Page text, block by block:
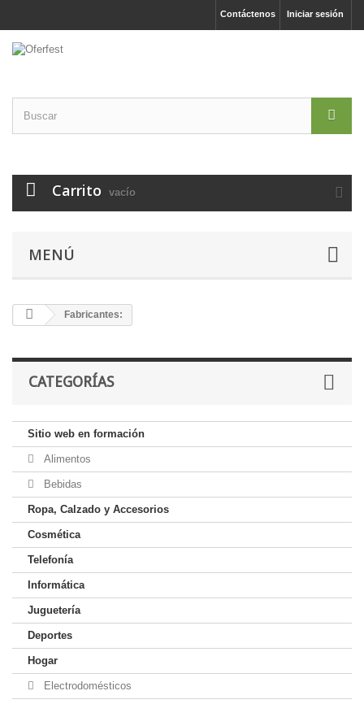
Iniciar sesión
Contáctenos
Carrito vacío
MENÚ
Fabricantes:
CATEGORÍAS
Sitio web en formación
Alimentos
Bebidas
Ropa, Calzado y Accesorios
Cosmética
Telefonía
Informática
Juguetería
Deportes
Hogar
Electrodomésticos